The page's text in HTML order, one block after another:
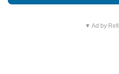
▼ Ad by